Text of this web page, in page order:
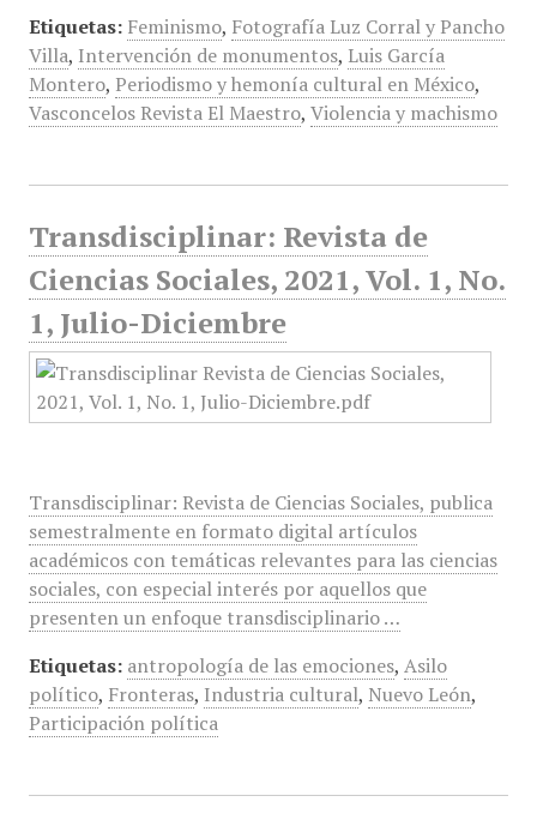
Etiquetas: Feminismo, Fotografía Luz Corral y Pancho
Villa, Intervención de monumentos, Luis García
Montero, Periodismo y hemonía cultural en México,
Vasconcelos Revista El Maestro, Violencia y machismo
Transdisciplinar: Revista de
Ciencias Sociales, 2021, Vol. 1, No.
1, Julio-Diciembre
Transdisciplinar: Revista de Ciencias Sociales, publica
semestralmente en formato digital artículos
académicos con temáticas relevantes para las ciencias
sociales, con especial interés por aquellos que
presenten un enfoque transdisciplinario …
Etiquetas: antropología de las emociones, Asilo
político, Fronteras, Industria cultural, Nuevo León,
Participación política